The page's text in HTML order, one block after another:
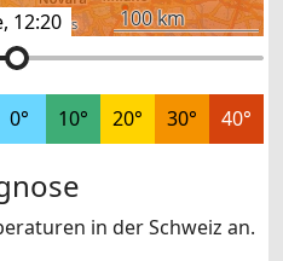
12:20
,others 100 km
0° 10° 20° 30° 40°
in der Schweiz an.